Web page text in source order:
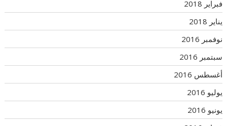
فبراير 2018
يناير 2018
نوفمبر 2016
سبتمبر 2016
أغسطس 2016
يوليو 2016
يونيو 2016